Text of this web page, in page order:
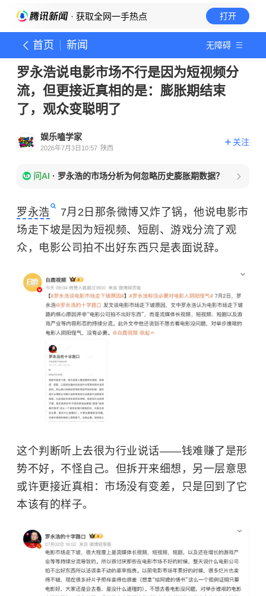
· 获取全网一手热点 打开
首页 新闻 无障碍
罗永浩说电影市场不行是因为短视频分
流，但更接近真相的是：膨胀期结束
了，观众变聪明了
娱乐嗑学家
2026年7月3日10:57 陕西
关注
问AI · 罗永浩的市场分析为何忽略历史膨胀期数据？
罗永浩
7月2日那条微博又炸了锅，他说电影市
场走下坡是因为短视频、短剧、游戏分流了观
众，电影公司拍不出好东西只是表面说辞。
这个判断听上去很为行业说话——钱难赚了是形
势不好，不怪自己。但拆开来细想，另一层意思
或许更接近真相：市场没有变差，只是回到了它
本该有的样子。